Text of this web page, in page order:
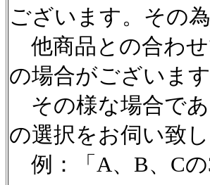
ございます。その為
他商品との合わ
の場合がございます
その様な場合で
の選択をお伺い致し
例：「A、B、Cの